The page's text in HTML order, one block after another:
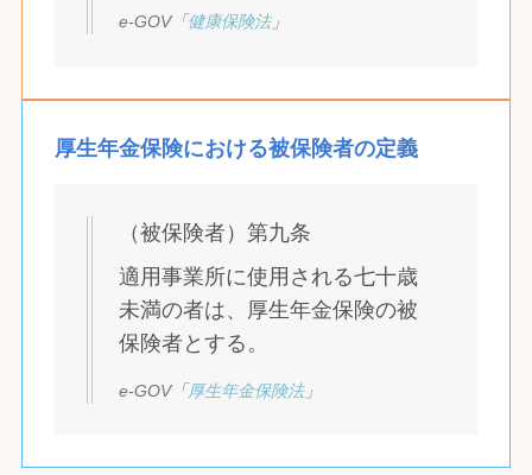
e-GOV「健康保険法」
厚生年金保険における被保険者の定義
（被保険者）第九条
適用事業所に使用される七十歳
未満の者は、厚生年金保険の被
保険者とする。
e-GOV「厚生年金保険法」